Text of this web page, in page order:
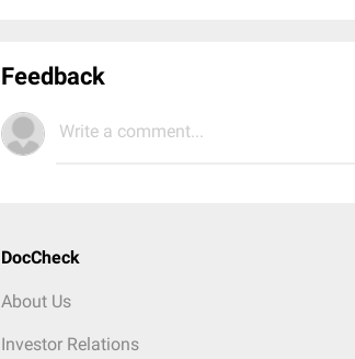
Feedback
Write a comment...
DocCheck
About Us
Investor Relations